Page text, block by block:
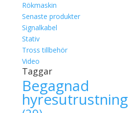
Rökmaskin
Senaste produkter
Signalkabel
Stativ
Tross tillbehör
Video
Taggar
Begagnad
hyresutrustning